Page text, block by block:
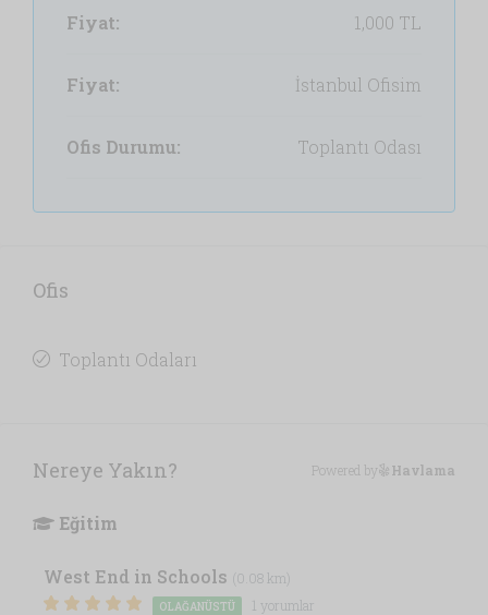
Fiyat: 1,000 TL
Fiyat: İstanbul Ofisim
Ofis Durumu: Toplantı Odası
Ofis
Toplantı Odaları
Nereye Yakın? Powered by Havlama
Eğitim
West End in Schools (0.08 km)
OLAĞANÜSTÜ 1 yorumlar